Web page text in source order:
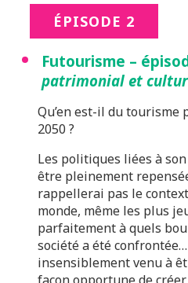
ÉPISODE 2
Futourisme –
patrimonial et
Qu’en est-il du
2050 ?
Les politiques liées à
être pleinement
rappellerai pas le
monde, même les plus
parfaitement à quels
société a été
insensiblement venu à